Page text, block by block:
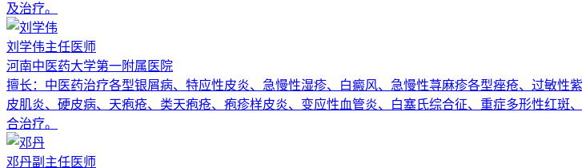
及治疗。
刘学伟主任医师
河南中医药大学第一附属医院
擅长： 中医药治疗各型银屑病、特应性皮炎、急慢性湿疹、白癜风、急慢性荨麻疹各型痤疮、过敏性
皮肌炎、硬皮病、天疱疮、类天疱疮、疱疹样皮炎、变应性血管炎、白塞氏综合征、重症多形性红
合治疗。
邓丹副主任医师